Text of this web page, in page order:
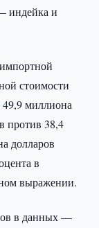
индейка и
стоимости
миллиона
против 38,4
долларов
в
выражении.
в данных —